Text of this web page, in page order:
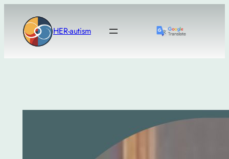
περιεχόμενο
HER-autism